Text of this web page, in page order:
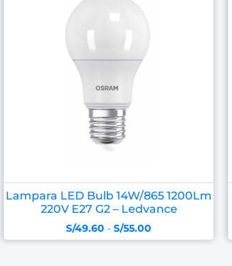
Lampara LED Bulb 14W/865 1200Lm
220V E27 G2 – Ledvance
S/49.60 - S/55.00